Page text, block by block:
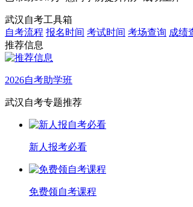
武汉自考工具箱
自考流程 报名时间 考试时间 考场查询 成绩
推荐信息
2026自考助学班
武汉自考专题推荐
新人报考必看
免费领自考课程